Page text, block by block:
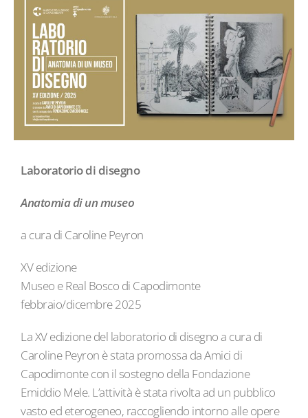
Laboratorio di disegno
Anatomia di un museo
a cura di Caroline Peyron
XV edizione
Museo e Real Bosco di Capodimonte
febbraio/dicembre 2025
La XV edizione del laboratorio di disegno a cura di
Caroline Peyron è stata promossa da Amici di
Capodimonte con il sostegno della Fondazione
Emiddio Mele. L’attività è stata rivolta ad un pubblico
vasto ed eterogeneo, raccogliendo intorno alle opere